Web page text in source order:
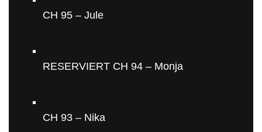
CH 95 – Jule
RESERVIERT CH 94 – Monja
CH 93 – Nika